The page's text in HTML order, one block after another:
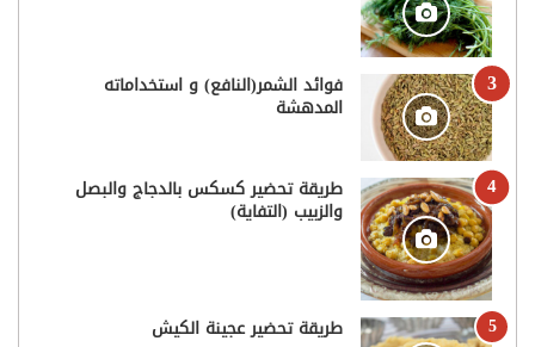
فوائد الشمر(النافع) و استخداماته
المدهشة
طريقة تحضير كسكس بالدجاج والبصل
والزبيب (التفاية)
طريقة تحضير عجينة الكيش